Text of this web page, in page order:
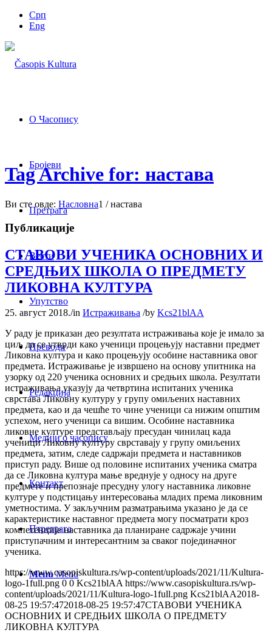
Срп
Eng
О Часопису
Бројеви
Претрага
Вести
Упутство
Преводи
Редакција
Медији о часопису
Контакт
Птретрага
Menu Menu
Tag Archive for: настава
Ви сте овде: Насловна1 / настава
Публикације
СТАВОВИ УЧЕНИКА ОСНОВНИХ И
СРЕДЊИХ ШКОЛА О ПРЕДМЕТУ
ЛИКОВНА КУЛТУРА
25. август 2018./in Истраживања /by Kcs21blAA
У раду је приказан део резултата истраживања које је имало за
циљ да се утврди како ученици процењују наставни предмет
Ликовна култура и како процењују особине наставника овог
предмета. Истраживање је извршено на основу упитника на
узорку од 220 ученика основних и средњих школа. Резултати
истраживања указују да четвртина испитаних ученика
сврстава Ликовну културу у групу омиљених наставних
предмета, као и да чешће то чине ученици са нижим општим
успехом, него ученици са вишим. Особине наставника
ликовне културе представљају пресудан чинилац када
ученици Ликовну културу сврставају у групу омиљених
предмета, затим, следе садржаји предмета и наставников
приступ раду. Више од половине испитаних ученика сматра
да се Ликовна култура мање вреднује у односу на друге
предмете и препознаје пресудну улогу наставника ликовне
културе у подстицању интересовања младих према ликовним
уметностима. У закључним разматрањима указано је да се
карактеристике наставног предмета могу посматрати кроз
компетенције наставника да планиране садржаје учини
приступачним и интересантним за сваког појединачног
ученика.
https://www.casopiskultura.rs/wp-content/uploads/2021/11/Kultura-
logo-1full.png 0 0 Kcs21blAA https://www.casopiskultura.rs/wp-
content/uploads/2021/11/Kultura-logo-1full.png Kcs21blAA2018-
08-25 19:57:472018-08-25 19:57:47СТАВОВИ УЧЕНИКА
ОСНОВНИХ И СРЕДЊИХ ШКОЛА О ПРЕДМЕТУ
ЛИКОВНА КУЛТУРА